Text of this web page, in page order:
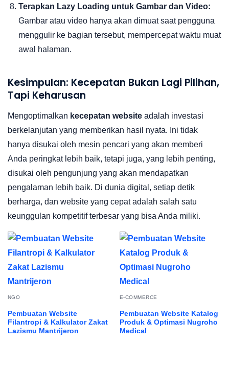
Terapkan Lazy Loading untuk Gambar dan Video:
Gambar atau video hanya akan dimuat saat pengguna
menggulir ke bagian tersebut, mempercepat waktu muat
awal halaman.
Kesimpulan: Kecepatan Bukan Lagi Pilihan,
Tapi Keharusan
Mengoptimalkan kecepatan website adalah investasi
berkelanjutan yang memberikan hasil nyata. Ini tidak
hanya disukai oleh mesin pencari yang akan memberi
Anda peringkat lebih baik, tetapi juga, yang lebih penting,
disukai oleh pengunjung yang akan mendapatkan
pengalaman lebih baik. Di dunia digital, setiap detik
berharga, dan website yang cepat adalah salah satu
keunggulan kompetitif terbesar yang bisa Anda miliki.
NGO
Pembuatan Website
Filantropi & Kalkulator Zakat
Lazismu Mantrijeron
E-COMMERCE
Pembuatan Website Katalog
Produk & Optimasi Nugroho
Medical